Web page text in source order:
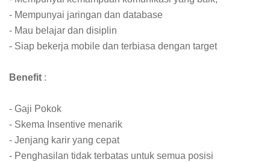
- Mempunyai jaringan dan database
- Mau belajar dan disiplin
- Siap bekerja mobile dan terbiasa dengan target
Benefit :
- Gaji Pokok
- Skema Insentive menarik
- Jenjang karir yang cepat
- Penghasilan tidak terbatas untuk semua posisi